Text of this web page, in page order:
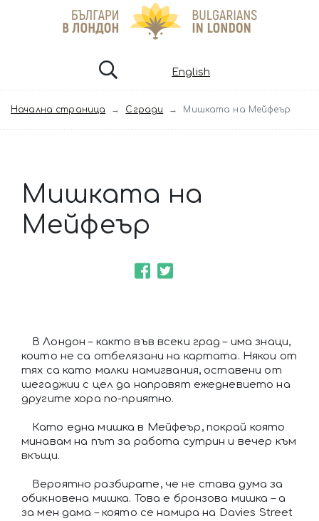
English
Начална страница Сгради Мишката на Мейфеър
Мишката на
Мейфеър
В Лондон – както във всеки град – има знаци,
които не са отбелязани на картата. Някои от
тях са като малки намигвания, оставени от
шегаджии с цел да направят ежедневието на
другите хора по-приятно.
Като една мишка в Мейфеър, покрай която
минавам на път за работа сутрин и вечер към
вкъщи.
Вероятно разбирате, че не става дума за
обикновена мишка. Това е бронзова мишка – а
за мен дама – която се намира на Davies Street